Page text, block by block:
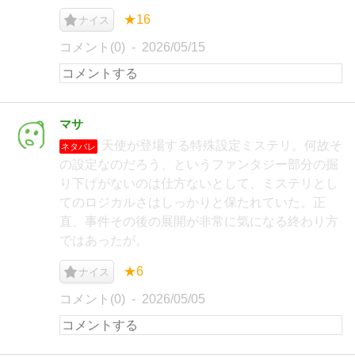
ナイス ★16
コメント(0) 2026/05/15
マサ
ネタバレ
天使が登場する特殊設定ミステリ。何故そ
の設定なのだろう、というファンタジー部分の掘
り下げがないのは仕方ないとして、ミステリとし
てのロジカルさはしっかりと保たれていた。正
直、事件その後の展開が非常に気になる終わり方
ではあったが。
ナイス ★6
コメント(0) 2026/05/05